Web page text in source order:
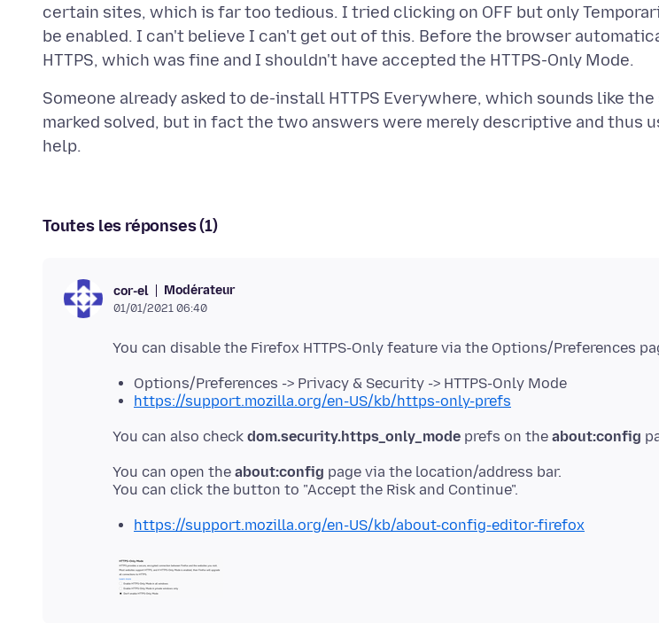
certain sites, which is far too tedious. I tried clicking on OFF but only
be enabled. I can't believe I can't get out of this. Before the browser
Someone already asked to de-install HTTPS Everywhere, which sounds like
marked solved, but in fact the two answers were merely descriptive and thus
Toutes les réponses (1)
cor-el Modérateur
01/01/2021 06:40
Options/Preferences -> Privacy & Security -> HTTPS-Only Mode
https://support.mozilla.org/en-US/kb/https-only-prefs
You can also check dom.security.https_only_mode prefs on the about:config
You can open the about:config page via the location/address bar.
https://support.mozilla.org/en-US/kb/about-config-editor-firefox